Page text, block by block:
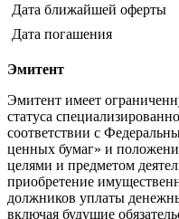
Дата ближайшей оферты
Дата погашения
Эмитент
Эмитент имеет
статуса
соответствии с
ценных бумаг» и
целями и предметом
приобретение
должников уплаты
включая будущие